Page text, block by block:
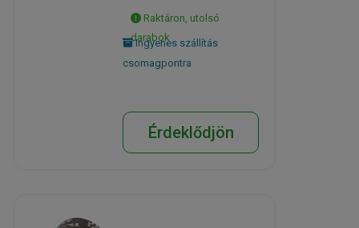
Raktáron, utolsó
darabok
Ingyenes szállítás
csomagpontra
Érdeklődjön